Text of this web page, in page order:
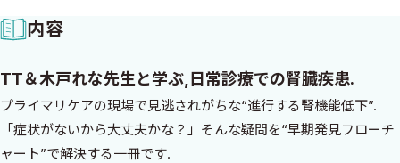
内容
TT＆木戸れな先生と学ぶ,日常診療での腎臓疾患.
プライマリケアの現場で見逃されがちな“進行する腎機能低下”.
「症状がないから大丈夫かな？」そんな疑問を“早期発見フローチ
ャート”で解決する一冊です.